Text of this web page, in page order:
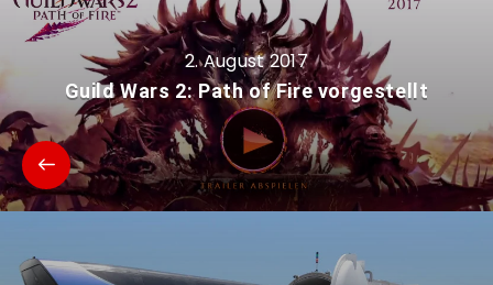
2. August 2017
Guild Wars 2: Path of Fire vorgestellt